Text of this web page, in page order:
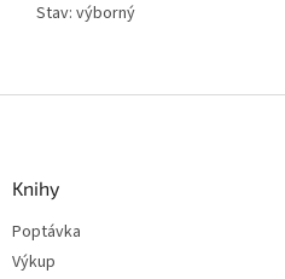
Stav: výborný
Knihy
Poptávka
Výkup